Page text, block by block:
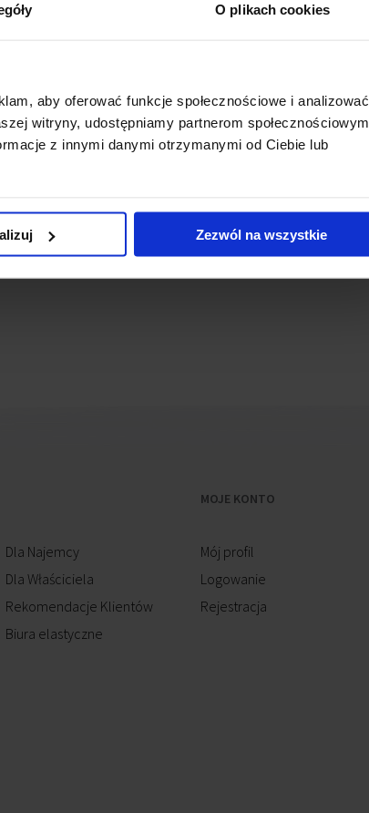
O plikach cookies
aby oferować funkcje społecznościowe i analizować
witryny, udostępniamy partnerom społecznościowym,
z innymi danymi otrzymanymi od Ciebie lub
Zezwól na wszystkie
obiektem na mapie łódzkich biurowców.
Dla Najemcy
Dla Właściciela
Rekomendacje Klientów
Biura elastyczne
MOJE KONTO
Mój profil
Logowanie
Rejestracja